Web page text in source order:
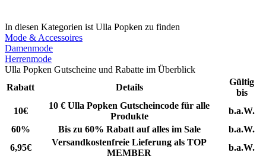
In diesen Kategorien ist Ulla Popken zu finden
Mode & Accessoires
Damenmode
Herrenmode
Ulla Popken Gutscheine und Rabatte im Überblick
Rabatt
Details
Gültig
bis
10€
10 € Ulla Popken Gutscheincode für alle
Produkte
b.a.W.
60%
Bis zu 60% Rabatt auf alles im Sale
b.a.W.
6,95€
Versandkostenfreie Lieferung als TOP
MEMBER
b.a.W.